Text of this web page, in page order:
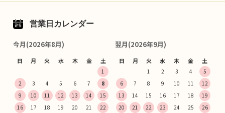
営業日カレンダー
今月(2026年8月)
日 月 火 水 木 金 土
1
2
3 4 5 6 7
8
9
10 11 12 13 14
15
16
17 18 19 20 21
22
翌月(2026年9月)
日 月 火 水 木 金 土
1 2 3 4
5
6
7 8 9 10 11
12
13
14 15 16 17 18
19
20
21 22 23 24 25
26